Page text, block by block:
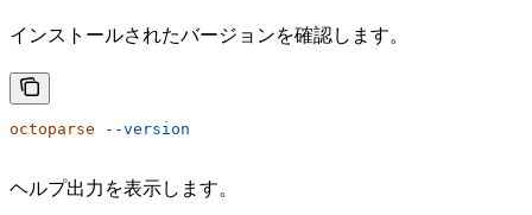
インストールされたバージョンを確認します。
octoparse --version
ヘルプ出力を表示します。